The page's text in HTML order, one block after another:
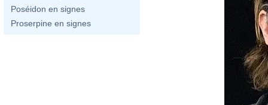
Poséidon en signes
Proserpine en signes